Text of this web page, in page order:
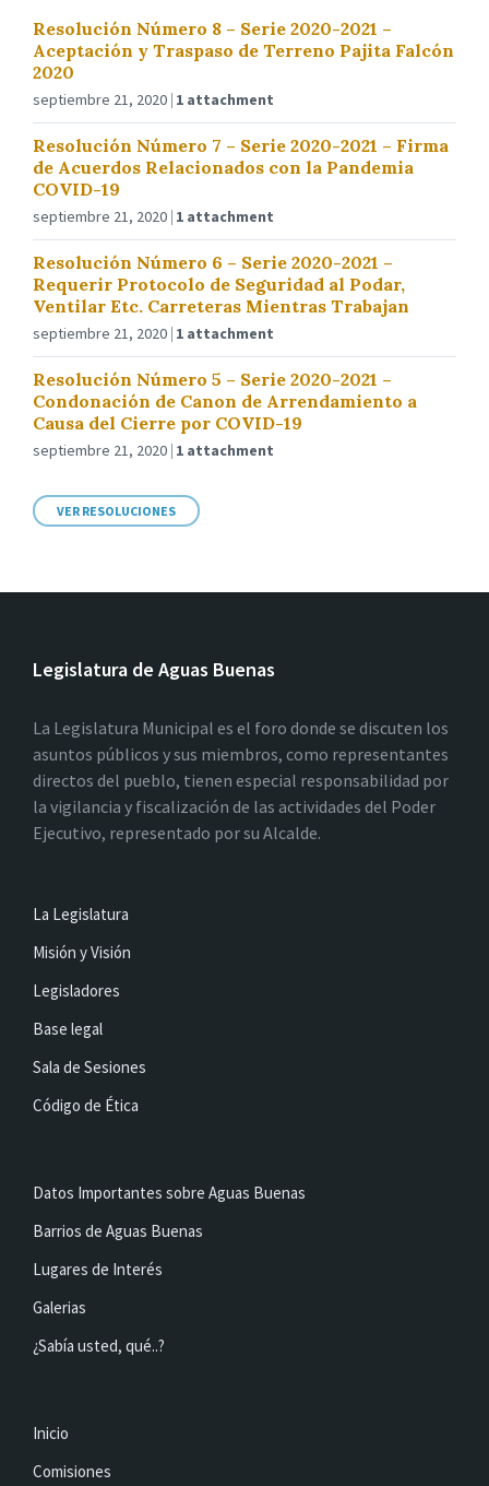
Resolución Número 8 – Serie 2020-2021 –
Aceptación y Traspaso de Terreno Pajita Falcón
2020
septiembre 21, 2020 1 attachment
Resolución Número 7 – Serie 2020-2021 – Firma
de Acuerdos Relacionados con la Pandemia
COVID-19
septiembre 21, 2020 1 attachment
Resolución Número 6 – Serie 2020-2021 –
Requerir Protocolo de Seguridad al Podar,
Ventilar Etc. Carreteras Mientras Trabajan
septiembre 21, 2020 1 attachment
Resolución Número 5 – Serie 2020-2021 –
Condonación de Canon de Arrendamiento a
Causa del Cierre por COVID-19
septiembre 21, 2020 1 attachment
VER RESOLUCIONES
Legislatura de Aguas Buenas
La Legislatura Municipal es el foro donde se discuten los
asuntos públicos y sus miembros, como representantes
directos del pueblo, tienen especial responsabilidad por
la vigilancia y fiscalización de las actividades del Poder
Ejecutivo, representado por su Alcalde.
La Legislatura
Misión y Visión
Legisladores
Base legal
Sala de Sesiones
Código de Ética
Datos Importantes sobre Aguas Buenas
Barrios de Aguas Buenas
Lugares de Interés
Galerias
¿Sabía usted, qué..?
Inicio
Comisiones